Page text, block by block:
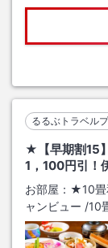
るるぶトラベル
★【早期割15
1，100円引！
お部屋： ★10畳
ャンビュー /10